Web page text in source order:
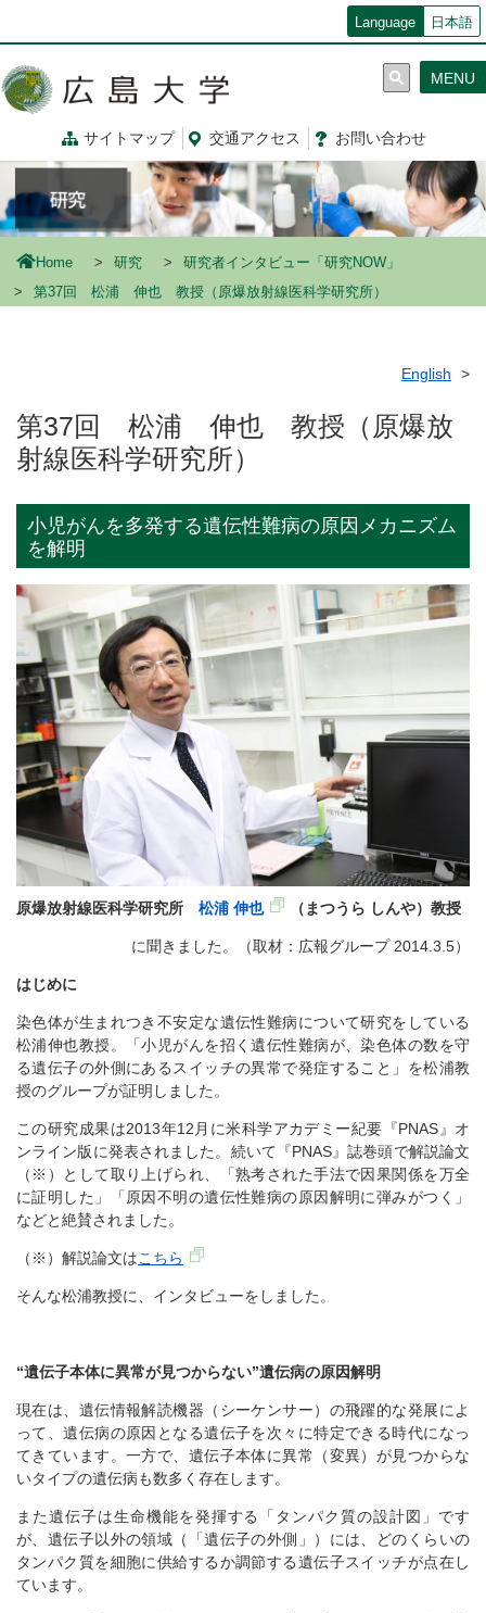
コ
ン
に
移
動
Language 日本語
サイトマップ 交通アクセス お問い合わせ
MENU
Home 研究
研究者インタビュー「研究NOW」
第37回 松浦 伸也 教授（原爆放射線医科学研究所）
English
第37回 松浦 伸也 教授（原爆放
射線医科学研究所）
小児がんを多発する遺伝性難病の原因メカニズム
を解明
原爆放射線医科学研究所 松浦 伸也 （まつうら しんや）教授
に聞きました。（取材：広報グループ 2014.3.5）
はじめに
染色体が生まれつき不安定な遺伝性難病について研究をしている
松浦伸也教授。「小児がんを招く遺伝性難病が、染色体の数を守
る遺伝子の外側にあるスイッチの異常で発症すること」を松浦教
授のグループが証明しました。
この研究成果は2013年12月に米科学アカデミー紀要『PNAS』オ
ンライン版に発表されました。続いて『PNAS』誌巻頭で解説論文
（※）として取り上げられ、「熟考された手法で因果関係を万全
に証明した」「原因不明の遺伝性難病の原因解明に弾みがつく」
などと絶賛されました。
（※）解説論文はこちら
そんな松浦教授に、インタビューをしました。
“遺伝子本体に異常が見つからない”遺伝病の原因解明
現在は、遺伝情報解読機器（シーケンサー）の飛躍的な発展によ
って、遺伝病の原因となる遺伝子を次々に特定できる時代になっ
てきています。一方で、遺伝子本体に異常（変異）が見つからな
いタイプの遺伝病も数多く存在します。
また遺伝子は生命機能を発揮する「タンパク質の設計図」です
が、遺伝子以外の領域（「遺伝子の外側」）には、どのくらいの
タンパク質を細胞に供給するか調節する遺伝子スイッチが点在し
ています。